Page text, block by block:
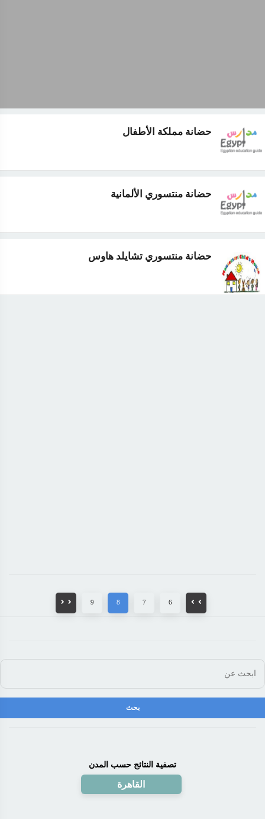
حضانة مملكة الأطفال
حضانة منتسوري الألمانية
حضانة منتسوري تشايلد هاوس
6
7
8
9
تصفية النتائج حسب المدن
القاهرة